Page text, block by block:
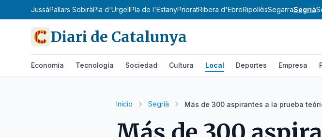
Pallars JussàPallars SobiràPla d'UrgellPla de l'EstanyPrioratRibera d'EbreRipollèsSegarraSegrià
Diari de Catalunya
Economía Tecnología Sociedad Cultura Local Deportes Empresa
Inicio Segrià Más de 300 aspirantes a la prueba